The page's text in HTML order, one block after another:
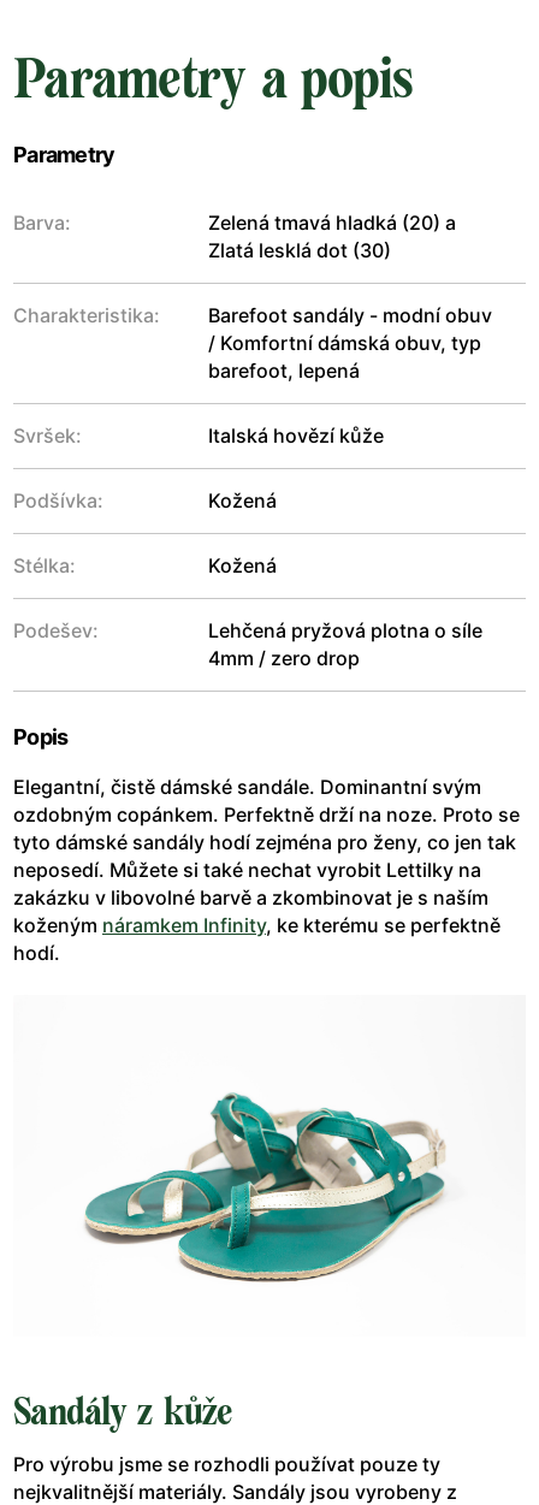
Parametry a popis
Parametry
Barva:
Zelená tmavá hladká (20) a
Zlatá lesklá dot (30)
Charakteristika:
Barefoot sandály - modní obuv
/ Komfortní dámská obuv, typ
barefoot, lepená
Svršek: Italská hovězí kůže
Podšívka: Kožená
Stélka: Kožená
Podešev:
Lehčená pryžová plotna o síle
4mm / zero drop
Popis
Elegantní, čistě dámské sandále. Dominantní svým
ozdobným copánkem. Perfektně drží na noze. Proto se
tyto dámské sandály hodí zejména pro ženy, co jen tak
neposedí. Můžete si také nechat vyrobit Lettilky na
zakázku v libovolné barvě a zkombinovat je s naším
koženým náramkem Infinity, ke kterému se perfektně
hodí.
Sandály z kůže
Pro výrobu jsme se rozhodli používat pouze ty
nejkvalitnější materiály. Sandály jsou vyrobeny z